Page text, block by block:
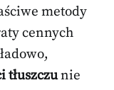
metody
cennych
tłuszczunie